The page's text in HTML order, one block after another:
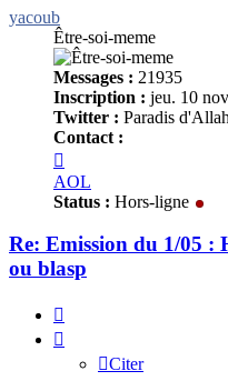
yacoub
Être-soi-meme
Messages : 21935
Inscription : jeu. 10
Twitter : Paradis
Contact :
yacoub
AOL
Status : Hors-ligne
Re: Emission du 1/05 :
ou blasp
Citer